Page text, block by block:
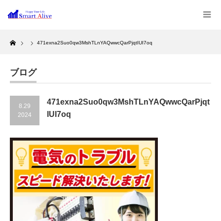
Home
471exna2Suo0qw3MshTLnYAQwwcQarPjqtIUI7oq
ブログ
8.29
2024
471exna2Suo0qw3MshTLnYAQwwcQarPjqt
IUI7oq